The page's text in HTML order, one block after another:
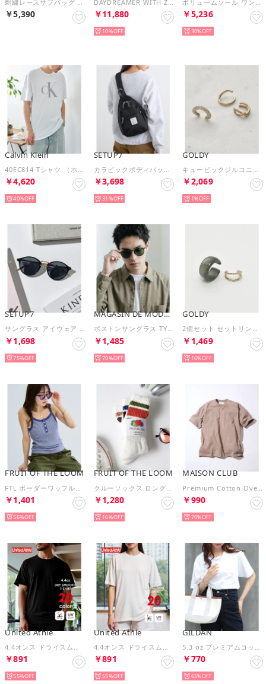
￥5,390 ￥11,880
10%
￥5,236
30%
Calvin Klein
40EC814 Tシャツ （ホワイト）
￥4,620
40%
SETUP7
カラピックボディバッグ SNBD （ブラック）
￥3,698
31%
GOLDY
キュービックジルコニア × メタル ノット 3PCS セット イヤーカフ / 2230208 （ゴールド系その他2）
￥2,069
1%
SETUP7
サングラス アイウェア 超軽量 メタル コンビ カラーレンズ ボストン型 ウェリントン型 UVカット 紫外線対策 （BLK7）
￥1,698
75%
MAGASIN DE MODE Brew
ボストンサングラス TYPE-1 超軽量/UVカット KNF-YI （B）
￥1,485
70%
GOLDY
2個セット セットリング カラープランプレジン×ダブルラインセット イヤーカフ リング / 2201124※ （マルチ）
￥1,469
16%
FRUIT OF THE LOOM
￥1,401
56%
FRUIT OF THE LOOM
￥1,280
16%
MAISON CLUB
￥990
70%
United Athle
4.4オンス ドライスムース Tシャツ 半袖 ジム ヨガ ピラティス フィットネス 5700 （ブラック）
￥891
55%
United Athle
4.4オンス ドライスムース Tシャツ 半袖 ジム ヨガ ピラティス フィットネス 5700 （ホワイト）
￥891
55%
GILDAN
5.3 oz プレミアムコットン ジャパンスペックTシャツ GL76000 MURS （ホワイト）
￥770
65%